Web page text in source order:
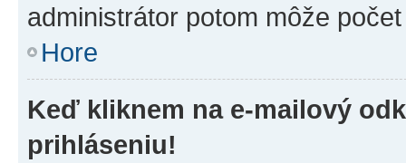
administrátor potom môže
Hore
Keď kliknem na e-mailový
prihláseniu!